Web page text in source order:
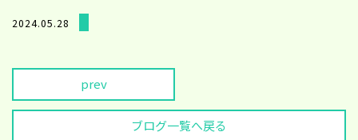
2024.05.28
prev
ブログ一覧へ戻る